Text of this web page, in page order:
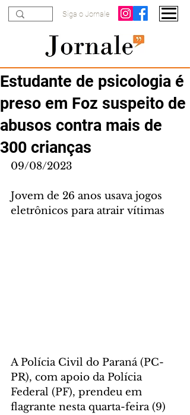
Siga o Jornale
Estudante de psicologia é
preso em Foz suspeito de
abusos contra mais de
300 crianças
09/08/2023
Jovem de 26 anos usava jogos
eletrônicos para atrair vítimas
A Polícia Civil do Paraná (PC-
PR), com apoio da Polícia
Federal (PF), prendeu em
flagrante nesta quarta-feira (9)